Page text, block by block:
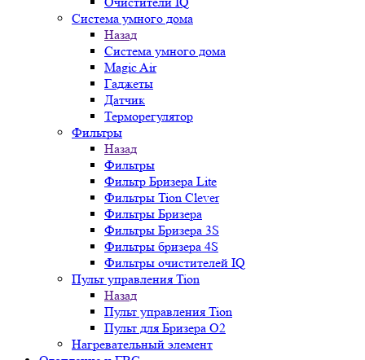
Система умного дома
Назад
Система умного дома
Magic Air
Гаджеты
Датчик
Терморегулятор
Фильтры
Назад
Фильтры
Фильтр Бризера Lite
Фильтры Tion Clever
Фильтры Бризера
Фильтры Бризера 3S
Фильтры бризера 4S
Фильтры очистителей IQ
Пульт управления Tion
Назад
Пульт управления Tion
Пульт для Бризера O2
Нагревательный элемент